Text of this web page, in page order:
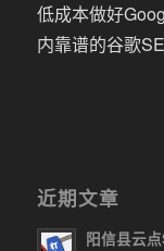
低成本做好
内靠谱的谷歌
近期文章
阳信县云